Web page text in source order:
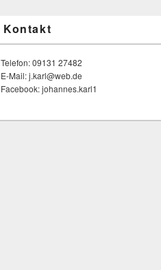
Kontakt
Telefon: 09131 27482
E-Mail: j.karl@web.de
Facebook: johannes.karl1